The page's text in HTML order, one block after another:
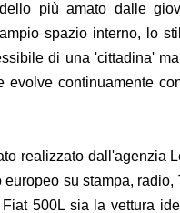
più amato dalle
spazio interno, lo
di una 'cittadina'
continuamente
realizzato dall'agenzia
su stampa, radio,
500L sia la vettura